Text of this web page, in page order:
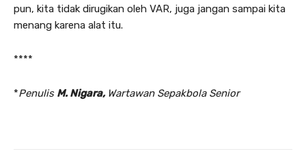
pun, kita tidak dirugikan oleh VAR, juga jangan sampai kita
menang karena alat itu.
****
*Penulis M. Nigara, Wartawan Sepakbola Senior